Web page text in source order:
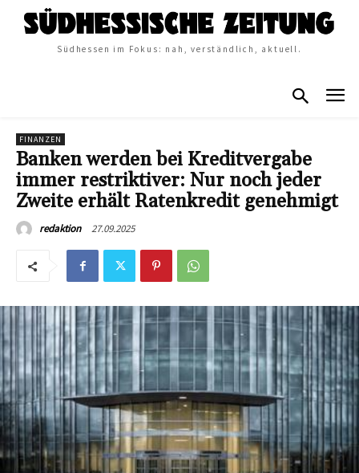
Südhessen im Fokus: nah, verständlich, aktuell.
FINANZEN
Banken werden bei Kreditvergabe
immer restriktiver: Nur noch jeder
Zweite erhält Ratenkredit genehmigt
redaktion 27.09.2025